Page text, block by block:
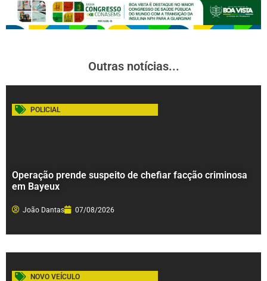
Outras notícias...
POLICIAL
Operação prende suspeito de chefiar facção criminosa
em Bayeux
João Dantas 07/08/2026
NOVO VEÍCULO